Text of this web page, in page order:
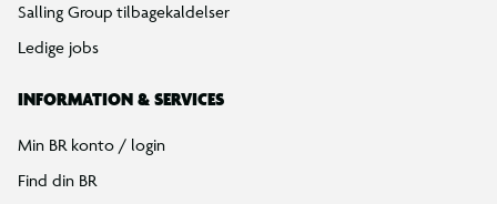
Salling Group tilbagekaldelser
Ledige jobs
INFORMATION & SERVICES
Min BR konto / login
Find din BR